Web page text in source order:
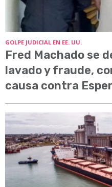
GOLPE JUDICIAL EN EE. UU.
Fred Machado se
lavado y fraude,
causa contra